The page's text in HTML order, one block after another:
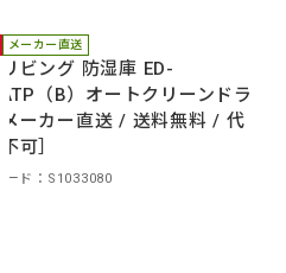
メーカー直送
リビング 防湿庫 ED-
（B）オートクリーンドラ
メーカー直送 / 送料無料 / 代
可］
ード：S1033080